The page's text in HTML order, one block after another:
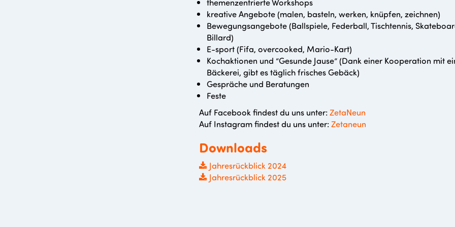
kreative Angebote (malen, basteln, werken, knüpfen, zeichnen)
Bewegungsangebote (Ballspiele, Federball, Tischtennis,
Billard)
E-sport (Fifa, overcooked, Mario-Kart)
Kochaktionen und “Gesunde Jause” (Dank einer Kooperation mit
Bäckerei, gibt es täglich frisches Gebäck)
Gespräche und Beratungen
Feste
Auf Facebook findest du uns unter:ZetaNeun
Auf Instagram findest du uns unter:Zetaneun
Downloads
Jahresrückblick 2024
Jahresrückblick 2025